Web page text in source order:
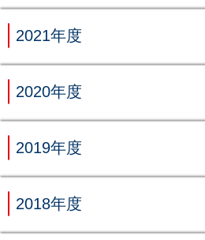
2021年度
2020年度
2019年度
2018年度